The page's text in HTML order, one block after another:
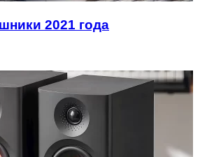
2021 года